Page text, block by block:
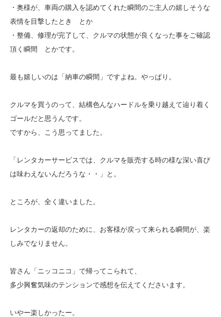
・奥様が、車両の購入を認めてくれた瞬間のご主人の嬉しそうな
表情を目撃したとき とか
・整備、修理が完了して、クルマの状態が良くなった事をご確認
頂く瞬間 とかです。
最も嬉しいのは「納車の瞬間」ですよね。やっぱり。
クルマを買うのって、結構色んなハードルを乗り越えて辿り着く
ゴールだと思うんです。
ですから、こう思ってました。
「レンタカーサービスでは、クルマを販売する時の様な深い喜び
は味わえないんだろうな・・」と。
ところが、全く違いました。
レンタカーの返却のために、お客様が戻って来られる瞬間が、楽
しみでなりません。
皆さん「ニッコニコ」で帰ってこられて、
多少興奮気味のテンションで感想を伝えてくださいます。
いやー楽しかったー。